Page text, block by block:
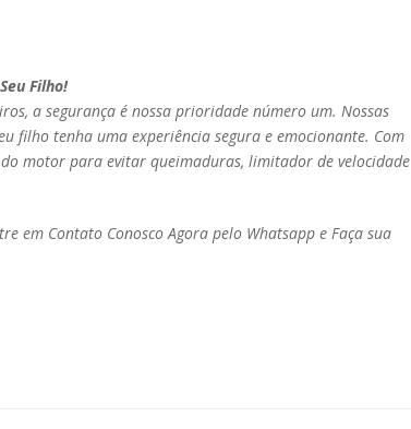
Filho!
a segurança é nossa prioridade número um. Nossas
filho tenha uma experiência segura e emocionante. Com
motor para evitar queimaduras, limitador de velocidade
em Contato Conosco Agora pelo Whatsapp e Faça sua